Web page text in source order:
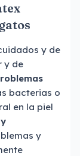
y de
y de
bacterias o
en la piel
y